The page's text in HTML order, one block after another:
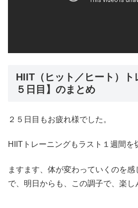
HIIT（ヒット／ヒート）ト
５日目】のまとめ
２５日目もお疲れ様でした。
HIITトレーニングもラスト１週間を
ますます、体が変わっていくのを
で、明日からも、この調子で、楽し